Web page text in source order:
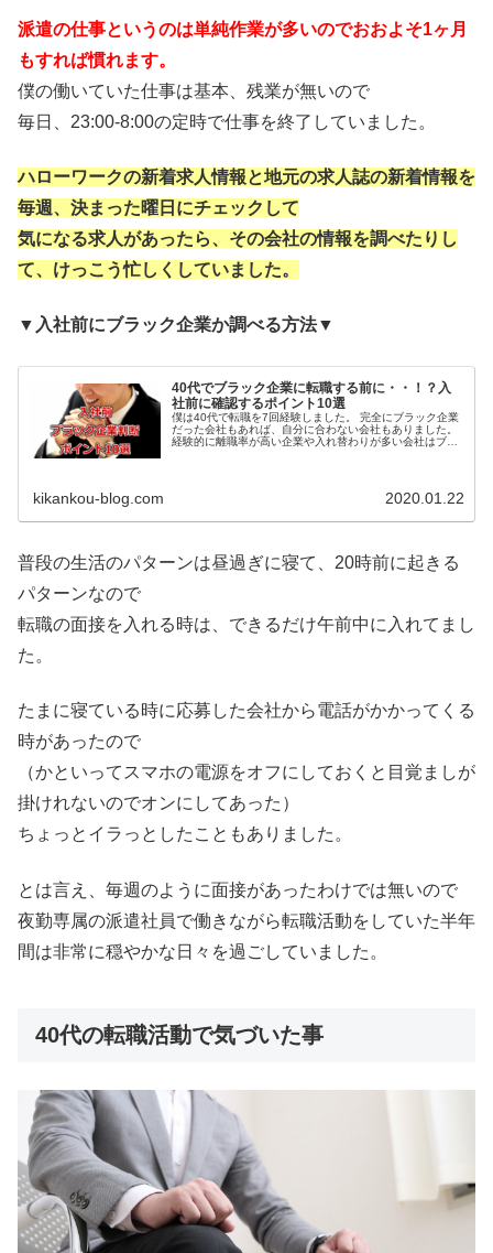
派遣の仕事というのは単純作業が多いのでおおよそ1ヶ月
もすれば慣れます。
僕の働いていた仕事は基本、残業が無いので
毎日、23:00-8:00の定時で仕事を終了していました。
ハローワークの新着求人情報と地元の求人誌の新着情報を
毎週、決まった曜日にチェックして
気になる求人があったら、その会社の情報を調べたりし
て、けっこう忙しくしていました。
▼入社前にブラック企業か調べる方法▼
40代でブラック企業に転職する前に・・！？入
社前に確認するポイント10選
僕は40代で転職を7回経験しました。 完全にブラック企業
だった会社もあれば、自分に合わない会社もありました。
経験的に離職率が高い企業や入れ替わりが多い会社はブラ
kikankou-blog.com 2020.01.22
普段の生活のパターンは昼過ぎに寝て、20時前に起きる
パターンなので
転職の面接を入れる時は、できるだけ午前中に入れてまし
た。
たまに寝ている時に応募した会社から電話がかかってくる
時があったので
（かといってスマホの電源をオフにしておくと目覚ましが
掛けれないのでオンにしてあった）
ちょっとイラっとしたこともありました。
とは言え、毎週のように面接があったわけでは無いので
夜勤専属の派遣社員で働きながら転職活動をしていた半年
間は非常に穏やかな日々を過ごしていました。
40代の転職活動で気づいた事